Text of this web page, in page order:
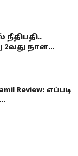
நீதிபதி..
2வது நாள...
Review: எப்படி